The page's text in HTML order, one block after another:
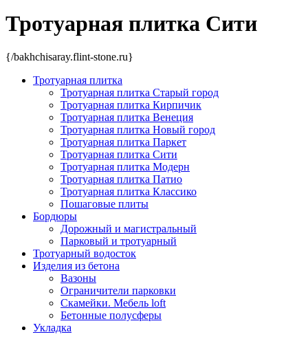
Тротуарная плитка Сити
{/bakhchisaray.flint-stone.ru}
Тротуарная плитка
Тротуарная плитка Старый город
Тротуарная плитка Кирпичик
Тротуарная плитка Венеция
Тротуарная плитка Новый город
Тротуарная плитка Паркет
Тротуарная плитка Сити
Тротуарная плитка Модерн
Тротуарная плитка Патио
Тротуарная плитка Классико
Пошаговые плиты
Бордюры
Дорожный и магистральный
Парковый и тротуарный
Тротуарный водосток
Изделия из бетона
Вазоны
Ограничители парковки
Скамейки. Мебель loft
Бетонные полусферы
Укладка